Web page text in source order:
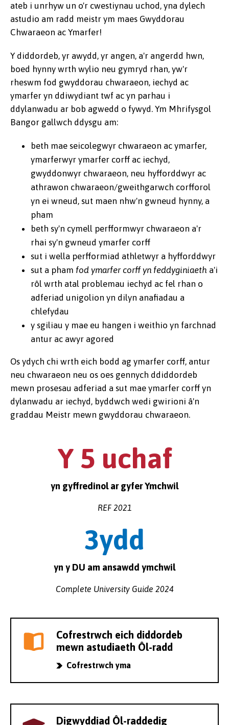
ateb i unrhyw un o'r cwestiynau uchod, yna dylech
astudio am radd meistr ym maes Gwyddorau
Chwaraeon ac Ymarfer!
Y diddordeb, yr awydd, yr angen, a'r angerdd hwn,
boed hynny wrth wylio neu gymryd rhan, yw'r
rheswm fod gwyddorau chwaraeon, iechyd ac
ymarfer yn ddiwydiant twf ac yn parhau i
ddylanwadu ar bob agwedd o fywyd. Ym Mhrifysgol
Bangor gallwch ddysgu am:
beth mae seicolegwyr chwaraeon ac ymarfer,
ymarferwyr ymarfer corff ac iechyd,
gwyddonwyr chwaraeon, neu hyfforddwyr ac
athrawon chwaraeon/gweithgarwch corfforol
yn ei wneud, sut maen nhw'n gwneud hynny, a
pham
beth sy'n cymell perfformwyr chwaraeon a'r
rhai sy'n gwneud ymarfer corff
sut i wella perfformiad athletwyr a hyfforddwyr
sut a pham fod ymarfer corff yn feddyginiaeth a'i
rôl wrth atal problemau iechyd ac fel rhan o
adferiad unigolion yn dilyn anafiadau a
chlefydau
y sgiliau y mae eu hangen i weithio yn farchnad
antur ac awyr agored
Os ydych chi wrth eich bodd ag ymarfer corff, antur
neu chwaraeon neu os oes gennych ddiddordeb
mewn prosesau adferiad a sut mae ymarfer corff yn
dylanwadu ar iechyd, byddwch wedi gwirioni â'n
graddau Meistr mewn gwyddorau chwaraeon.
Y 5 uchaf
yn gyffredinol ar gyfer Ymchwil
REF 2021
3ydd
yn y DU am ansawdd ymchwil
Complete University Guide 2024
Cofrestrwch eich diddordeb
mewn astudiaeth Ôl-radd
Cofrestrwch yma
Digwyddiad Ôl-raddedig